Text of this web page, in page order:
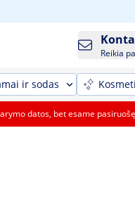
Reikia
ir sodas
datos, bet esame